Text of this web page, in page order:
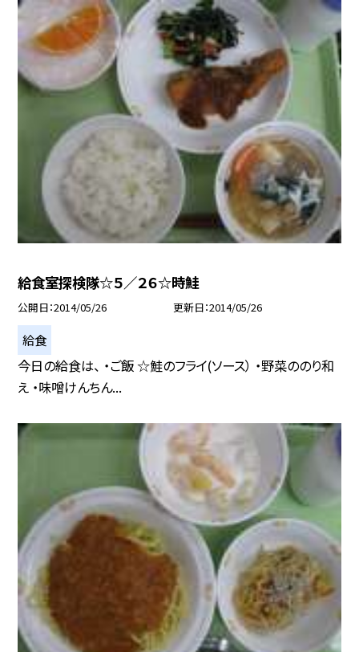
給食室探検隊☆５／２６☆時鮭
公開日 2014/05/26 更新日 2014/05/26
給食
今日の給食は、 ・ご飯 ☆鮭のフライ(ソース） ・野菜ののり和
え ・味噌けんちん...